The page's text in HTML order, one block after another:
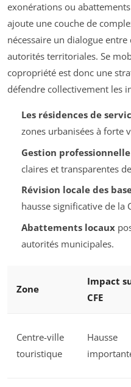
exonérations ou
ajoute une couche de
nécessaire un dialogue
autorités territoriales. Se
copropriété est donc une
défendre collectivement les
Les résidences de
zones urbanisées à forte
Gestion professionnelle
claires et transparentes
Révision locale des
hausse significative de la
Abattements locaux
autorités municipales.
Zone
Impact
CFE
Centre-ville
touristique
Hausse